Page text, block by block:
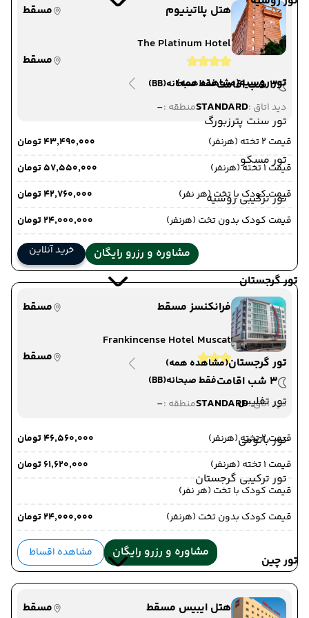
تور روسیه(مشاهده همه)
تور سنت پترزبورگ
تور مسکو
تور ترکیبی روسیه
تور گرجستان
تور گرجستان(مشاهده همه)
تور تفلیس
تور باتومی
تور ترکیبی گرجستان
تور چین
هتل پلاتینیوم
مسقط
The Platinum Hotel
مسقط
3 شب اقامت
فقط صبحانه(BB)
دید اتاق :STANDARDمنطقه :-
قیمت 2 تخته (هرنفر)
۴۳٬۴۹۰٬۰۰۰ تومان
قیمت 1 تخته (هرنفر)
۵۷٬۵۵۰٬۰۰۰ تومان
قیمت کودک با تخت (هر نفر)
۴۲٬۷۶۰٬۰۰۰ تومان
قیمت کودک بدون تخت (هرنفر)
۲۴٬۰۰۰٬۰۰۰ تومان
مشاوره و رزرو رایگان خرید آنلاین
فرانکنسز مسقط
مسقط
Frankincense Hotel Muscat
مسقط
3 شب اقامت
فقط صبحانه(BB)
دید اتاق :STANDARDمنطقه :-
قیمت 2 تخته (هرنفر)
۴۶٬۵۶۰٬۰۰۰ تومان
قیمت 1 تخته (هرنفر)
۶۱٬۶۲۰٬۰۰۰ تومان
قیمت کودک با تخت (هر نفر)
قیمت کودک بدون تخت (هرنفر)
۲۴٬۰۰۰٬۰۰۰ تومان
مشاوره و رزرو رایگان مشاهده اقساط
هتل ایبیس مسقط مسقط